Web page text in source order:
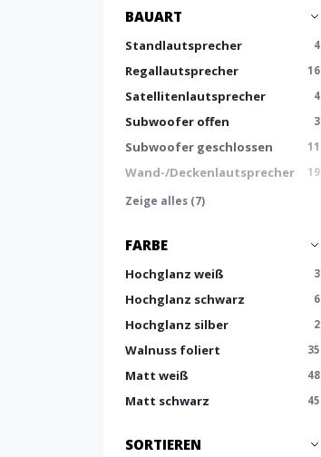
BAUART
Standlautsprecher 4
Regallautsprecher 16
Satellitenlautsprecher 4
Subwoofer offen 3
Subwoofer geschlossen 11
Wand-/Deckenlautsprecher 19
Zeige alles (7)
FARBE
Hochglanz weiß 3
Hochglanz schwarz 6
Hochglanz silber 2
Walnuss foliert 35
Matt weiß 48
Matt schwarz 45
SORTIEREN